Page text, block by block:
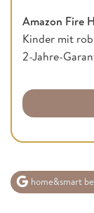
Amazon Fire
Kinder mit
2-Jahre-
home&smart